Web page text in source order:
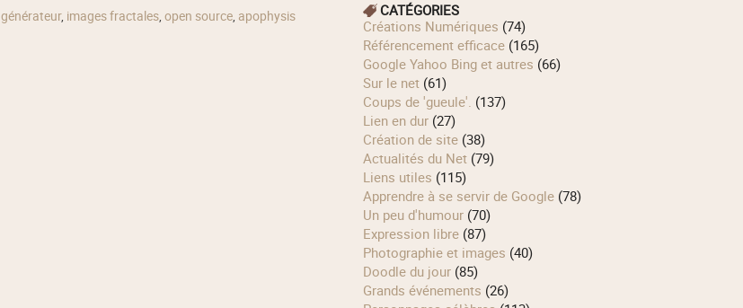
générateur, images fractales, open source, apophysis
CATÉGORIES
Créations Numériques (74)
Référencement efficace(165)
Google Yahoo Bing et autres (66)
Sur le net(61)
Coups de 'gueule'. (137)
Lien en dur(27)
Création de site(38)
Actualités du Net(79)
Liens utiles (115)
Apprendre à se servir de Google(78)
Un peu d'humour(70)
Expression libre(87)
Photographie et images (40)
Doodle du jour(85)
Grands événements (26)